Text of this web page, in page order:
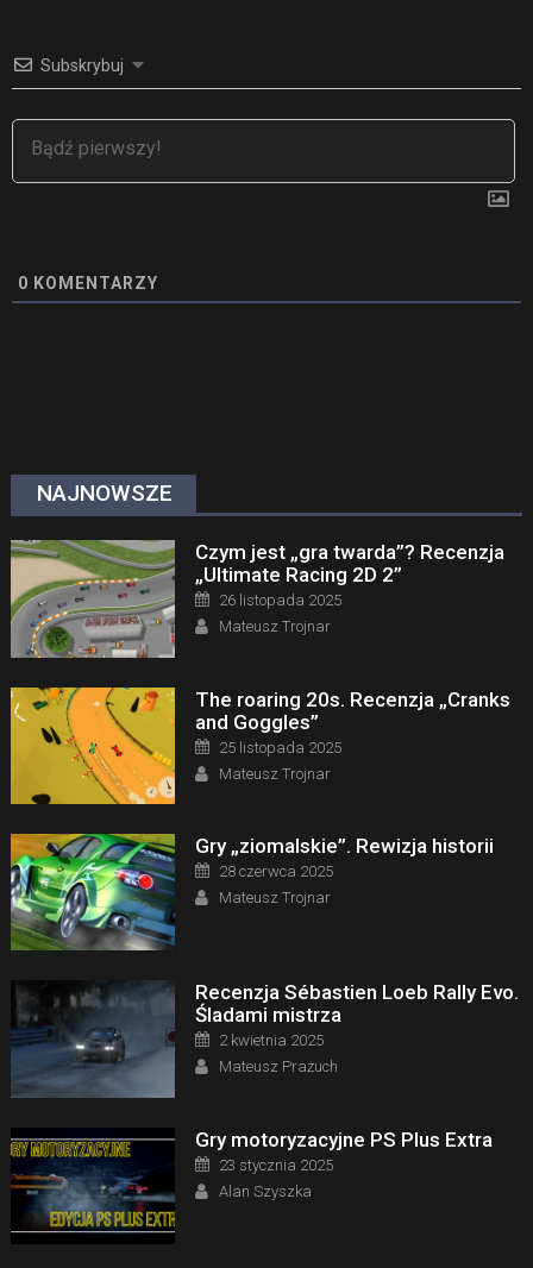
Subskrybuj
0 KOMENTARZY
NAJNOWSZE
Czym jest „gra twarda”? Recenzja
„Ultimate Racing 2D 2”
Posted on
26 listopada 2025
Author
Mateusz Trojnar
The roaring 20s. Recenzja „Cranks
and Goggles”
Posted on
25 listopada 2025
Author
Mateusz Trojnar
Gry „ziomalskie”. Rewizja historii
Posted on
28 czerwca 2025
Author
Mateusz Trojnar
Recenzja Sébastien Loeb Rally Evo.
Śladami mistrza
Posted on
2 kwietnia 2025
Author
Mateusz Prażuch
Gry motoryzacyjne PS Plus Extra
Posted on
23 stycznia 2025
Author
Alan Szyszka